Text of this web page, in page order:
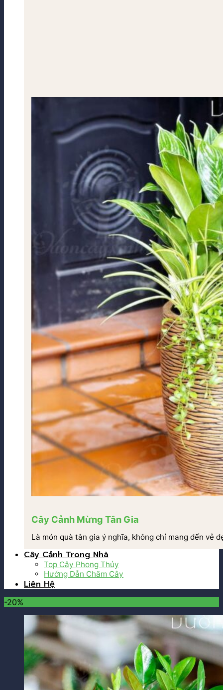
Cây Cảnh Mừng Tân Gia
Là món quà tân gia ý nghĩa, không chỉ mang đến vẻ
Cây Cảnh Trong Nhà
Top Cây Phong Thủy
Hướng Dẫn Chăm Cây
Liên Hệ
-20%